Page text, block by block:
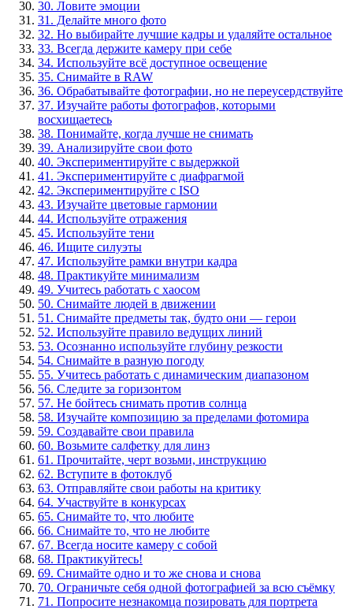
30. Ловите эмоции
31. Делайте много фото
32. Но выбирайте лучшие кадры и удаляйте остальное
33. Всегда держите камеру при себе
34. Используйте всё доступное освещение
35. Снимайте в RAW
36. Обрабатывайте фотографии, но не переусердствуйте
37. Изучайте работы фотографов, которыми
восхищаетесь
38. Понимайте, когда лучше не снимать
39. Анализируйте свои фото
40. Экспериментируйте с выдержкой
41. Экспериментируйте с диафрагмой
42. Экспериментируйте с ISO
43. Изучайте цветовые гармонии
44. Используйте отражения
45. Используйте тени
46. Ищите силуэты
47. Используйте рамки внутри кадра
48. Практикуйте минимализм
49. Учитесь работать с хаосом
50. Снимайте людей в движении
51. Снимайте предметы так, будто они — герои
52. Используйте правило ведущих линий
53. Осознанно используйте глубину резкости
54. Снимайте в разную погоду
55. Учитесь работать с динамическим диапазоном
56. Следите за горизонтом
57. Не бойтесь снимать против солнца
58. Изучайте композицию за пределами фотомира
59. Создавайте свои правила
60. Возьмите салфетку для линз
61. Прочитайте, черт возьми, инструкцию
62. Вступите в фотоклуб
63. Отправляйте свои работы на критику
64. Участвуйте в конкурсах
65. Снимайте то, что любите
66. Снимайте то, что не любите
67. Всегда носите камеру с собой
68. Практикуйтесь!
69. Снимайте одно и то же снова и снова
70. Ограничьте себя одной фотографией за всю съёмку
71. Попросите незнакомца позировать для портрета